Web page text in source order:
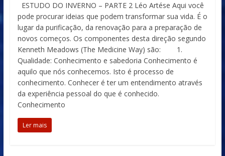
ESTUDO DO INVERNO – PARTE 2 Léo Artése Aqui você
pode procurar ideias que podem transformar sua vida. É o
lugar da purificação, da renovação para a preparação de
novos começos. Os componentes desta direção segundo
Kenneth Meadows (The Medicine Way) são: 1.
Qualidade: Conhecimento e sabedoria Conhecimento é
aquilo que nós conhecemos. Isto é processo de
conhecimento. Conhecer é ter um entendimento através
da experiência pessoal do que é conhecido.
Conhecimento
Ler mais